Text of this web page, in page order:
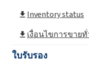
Inventory status
เงื่อนไขการขาย
ใบรับรอง